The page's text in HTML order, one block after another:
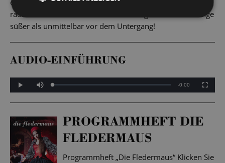
radikal verändern wird. Nie sind nostalgische Walzerklänge
süßer als unmittelbar vor dem Untergang!
AUDIO-EINFÜHRUNG
Play Loaded:
Progress:
Remaining
-0:00 Fullscreen
PROGRAMMHEFT DIE
FLEDERMAUS
Programmheft „Die Fledermaus“ Klicken Sie